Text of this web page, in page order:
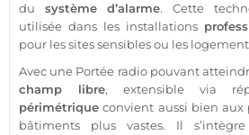
du systèmed’alarme. Cette
utilisée dans les installations
pour les sites sensibles ou les
Avec une Portée radio pouvant
champ libre, extensible via
périmétrique convient aussi bien aux
bâtiments plus vastes. Il